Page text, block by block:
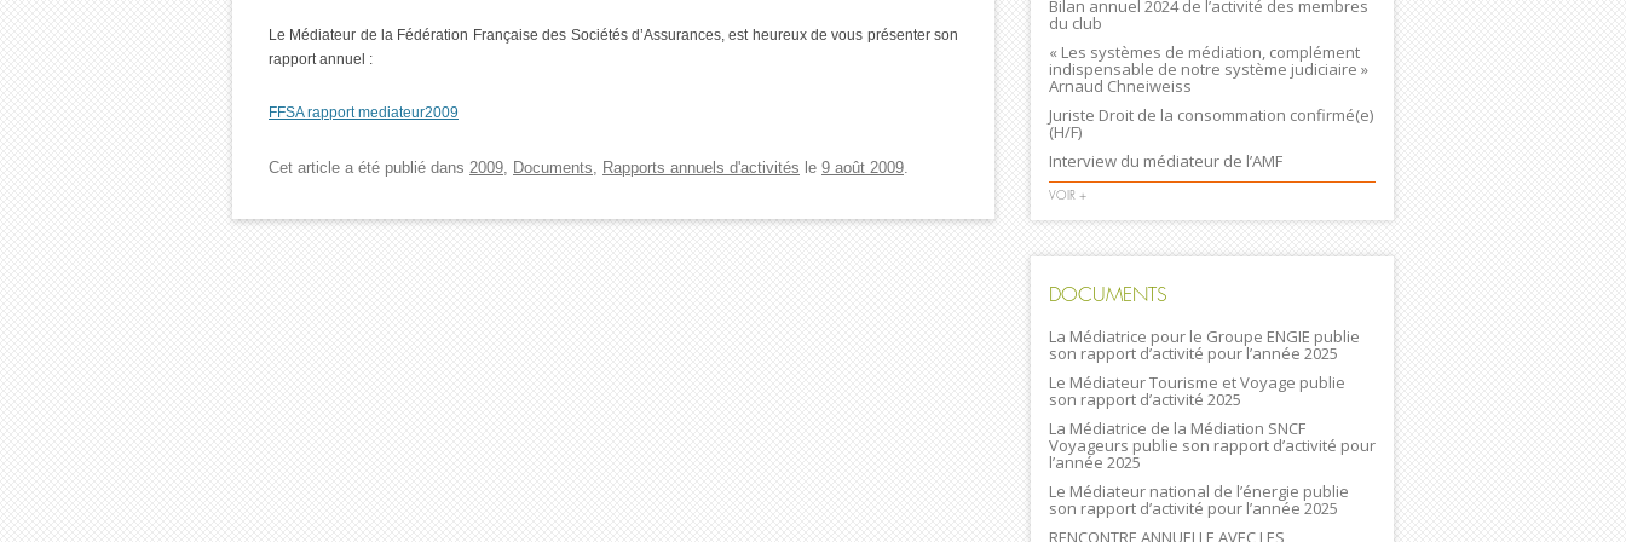
Le Médiateur de la Fédération Française des Sociétés d’Assurances, est heureux de vous présenter son
rapport annuel :
FFSA rapport mediateur2009
Cet article a été publié dans 2009, Documents, Rapports annuels d'activités le 9 août 2009.
Bilan annuel 2024 de l’activité des membres
du club
« Les systèmes de médiation, complément
indispensable de notre système judiciaire »
Arnaud Chneiweiss
Juriste Droit de la consommation confirmé(e)
(H/F)
Interview du médiateur de l’AMF
VOIR +
DOCUMENTS
La Médiatrice pour le Groupe ENGIE publie
son rapport d’activité pour l’année 2025
Le Médiateur Tourisme et Voyage publie
son rapport d’activité 2025
La Médiatrice de la Médiation SNCF
Voyageurs publie son rapport d’activité pour
l’année 2025
Le Médiateur national de l’énergie publie
son rapport d’activité pour l’année 2025
RENCONTRE ANNUELLE AVEC LES